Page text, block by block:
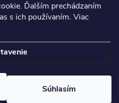
Ďalším prechádzaním
s ich používaním. Viac
Súhlasím
. Všetky práva vyhradené.